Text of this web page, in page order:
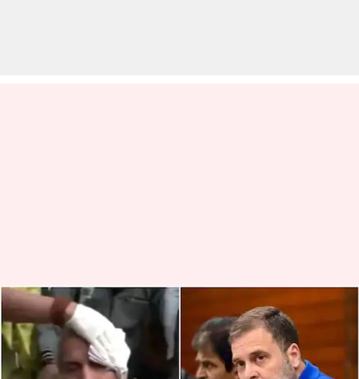
Parliament: రాహుల్ గాంధీ
కారణంగా బీజేపీ ఎంపీకి గాయాలు..
స్పందించిన కాంగ్రెస్ నేత